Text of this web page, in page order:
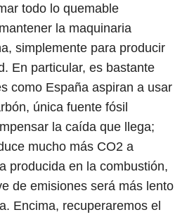
todo lo quemable
la maquinaria
simplemente para producir
En particular, es bastante
como España aspiran a usar
única fuente fósil
la caída que llega;
mucho más CO2 a
producida en la combustión,
de emisiones será más lento
Encima, recuperaremos el